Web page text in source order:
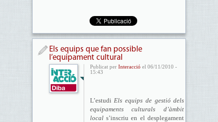
Els equips que fan possible
l’equipament cultural
Publicat per Interacció el 06/11/2010 -
15:43
L’estudiEls equips de gestió dels
equipaments culturals d’àmbit
locals’inscriu en el desplegament